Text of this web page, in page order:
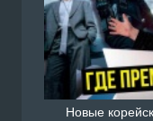
Новые